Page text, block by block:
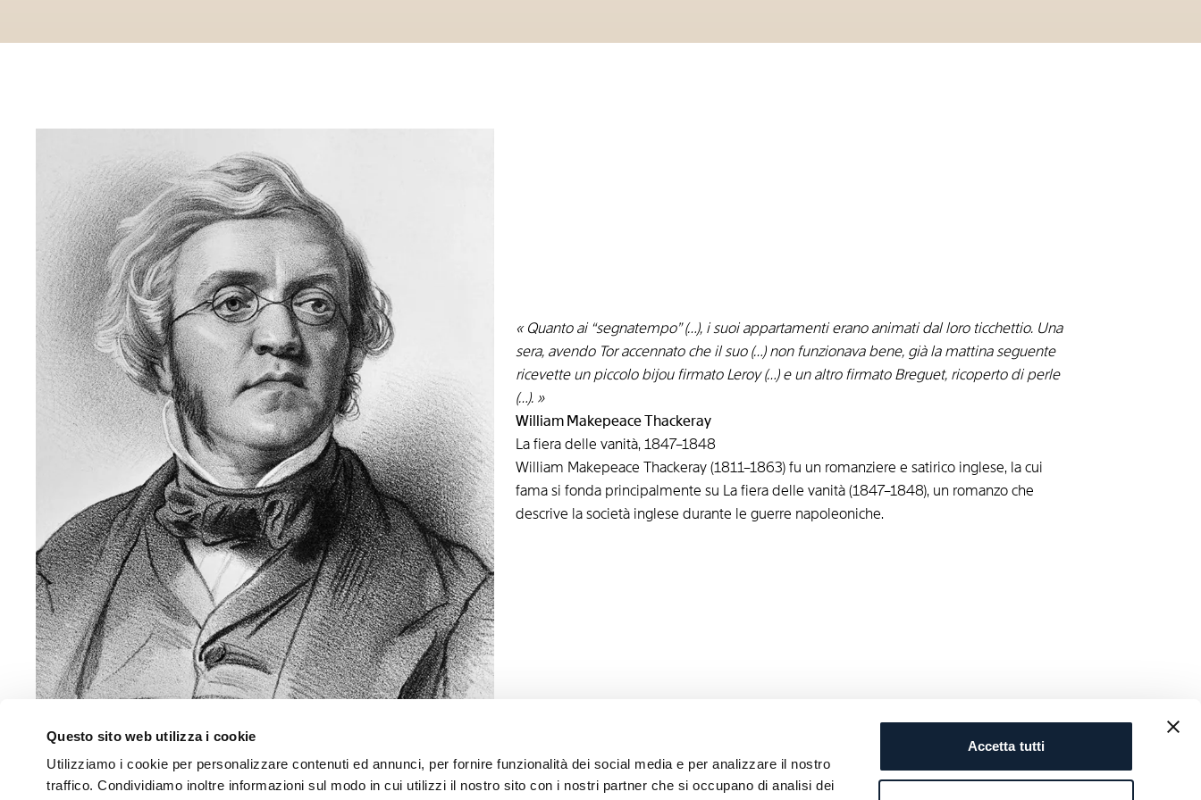
Questo sito web utilizza i cookie
Utilizziamo i cookie per personalizzare contenuti ed annunci, per fornire funzionalità dei social media e per analizzare il nostro
traffico. Condividiamo inoltre informazioni sul modo in cui utilizzi il nostro sito con i nostri partner che si occupano di analisi dei
Accetta tutti
« Quanto ai “segnatempo” (…), i suoi appartamenti erano animati dal loro ticchettio. Una
sera, avendo Tor accennato che il suo (…) non funzionava bene, già la mattina seguente
ricevette un piccolo bijou firmato Leroy (…) e un altro firmato Breguet, ricoperto di perle
(…). »
William Makepeace Thackeray
La fiera delle vanità, 1847–1848
William Makepeace Thackeray (1811–1863) fu un romanziere e satirico inglese, la cui
fama si fonda principalmente su La fiera delle vanità (1847–1848), un romanzo che
descrive la società inglese durante le guerre napoleoniche.